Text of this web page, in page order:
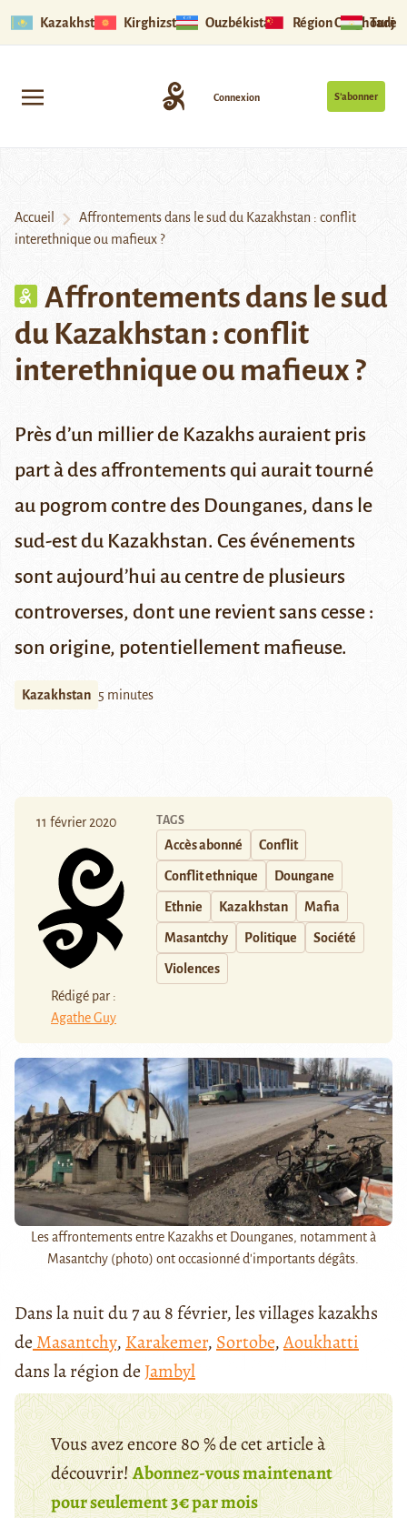
Kazakhstan Kirghizstan Ouzbékistan Région Ouïghoure
S’abonner
Connexion
Accueil
Affrontements dans le sud du Kazakhstan : conflit
interethnique ou mafieux ?
Affrontements dans le sud
du Kazakhstan : conflit
interethnique ou mafieux ?
Près d’un millier de Kazakhs auraient pris
part à des affrontements qui aurait tourné
au pogrom contre des Dounganes, dans le
sud-est du Kazakhstan. Ces événements
sont aujourd’hui au centre de plusieurs
controverses, dont une revient sans cesse :
son origine, potentiellement mafieuse.
Kazakhstan 5 minutes
11 février 2020
Rédigé par :
Agathe Guy
TAGS
Accès abonné Conflit
Conflit ethnique Doungane
Ethnie Kazakhstan Mafia
Masantchy Politique Société
Violences
Les affrontements entre Kazakhs et Dounganes, notamment à
Masantchy (photo) ont occasionné d'importants dégâts.
Dans la nuit du 7 au 8 février, les villages kazakhs
de Masantchy, Karakemer, Sortobe,Aoukhatti
dans la région de Jambyl
Vous avez encore 80 % de cet article à
découvrir!Abonnez-vous maintenant
pour seulement 3€ par mois